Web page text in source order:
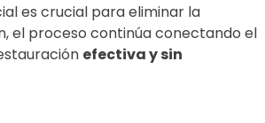
es crucial para eliminar la
el proceso continúa conectando el
efectiva y sin